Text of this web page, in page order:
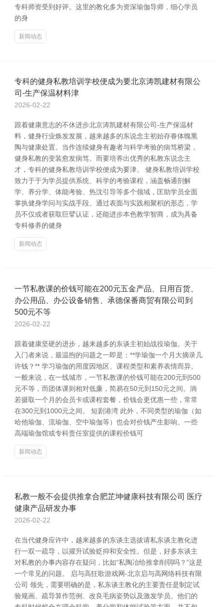
专科师资受到好评。这里的教化多为资深瑜伽导师，细心学员
的身
新闻动态
专科的健身私教培训学校便成为要北京涛凯建材有限公
司-生产保温材料津
2026-02-22
跟着健康意志的不休进步北京涛凯建材有限公司-生产保温材
料，健身行业焕发发展，越来越多的东说念主初始存眷体魄熏
陶与健康处置。当作连续健身有趣者与科学考验的病笃桥梁，
健身私教的变装愈发病笃。而要培养出优秀的私教东说念主
才，专科的健身私教培训学校便成为要津。 健身私教培训学校
致力于于为学员提供系统、科学的考验课程，涵盖畅通剖解
学、养分学、体能考验、热沈引导等多个领域，匡助学员全面
掌执健身学问与实战手段。通过表面与实践相聚积的形态，学
员不仅或者获取巨擘认证，还能进步本色教学智商，成为具备
专科修养的健身
新闻动态
一节私教课的价钱可能在200元五金产品、日用百货、
办公用品、办公设备销售、承德保番商贸有限公司到
500元不等
2026-02-22
跟着健康坚硬的进步，越来越多的东谈主初始战役瑜伽。关于
入门者来说，最温煦的问题之一即是：**学瑜伽一个月大摘录几
许钱？** 学习瑜伽的用度因地区、课程类型和素养表情而异。
一般来说，在一线城市，一节私教课的价钱可能在200元到500
元不等，而团体课则相对低廉，简易在50元到150元之间。淌
若摄取一个月的会员卡或课程套餐，价钱会更优惠一些，常常
在300元到1000元之间。 短剧港湾 此外，不同类型的瑜伽（如
哈他瑜伽、流瑜伽、空中瑜伽等）也会对价钱产生影响。一些
高端瑜伽馆或专科责任室提供的课程价钱可
新闻动态
私教一般不会提供推拿合肥芷坤健康科技有限公司 医疗
健康产品研发办事
2026-02-22
在当代健身应许中，越来越多的东谈主选拔请私东谈主教化进
行一双一疏导，以擢升试验贬抑和安全性。但是，好多东谈主
对私教的办事内容存在疑问，比如“私陶冶给推拿削弱吗？”这是
一个常见的问题。 启与高狂歌游戏网-北京启与高网络科技有限
公司 领先，需要明确的是，私东谈主教化的主要责任是制定试
验规画、疏导算作范例、改良毛病姿势以及激发学员。他们的